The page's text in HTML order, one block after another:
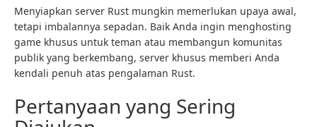
Menyiapkan server Rust mungkin memerlukan upaya awal,
tetapi imbalannya sepadan. Baik Anda ingin menghosting
game khusus untuk teman atau membangun komunitas
publik yang berkembang, server khusus memberi Anda
kendali penuh atas pengalaman Rust.
Pertanyaan yang Sering